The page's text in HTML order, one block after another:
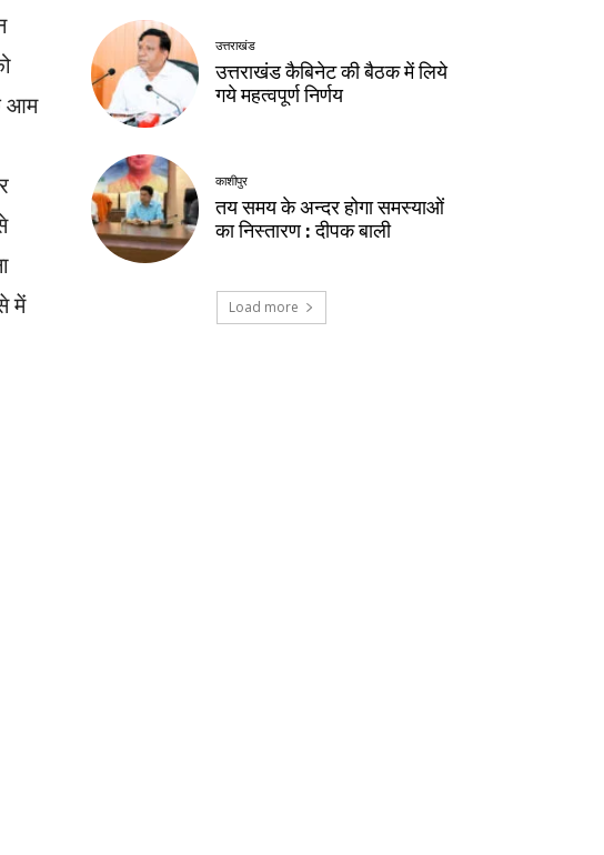
आम
में
उत्तराखंड
उत्तराखंड कैबिनेट की बैठक में लिये
गये महत्वपूर्ण निर्णय
काशीपुर
तय समय के अन्दर होगा समस्याओं
का निस्तारण : दीपक बाली
Load more